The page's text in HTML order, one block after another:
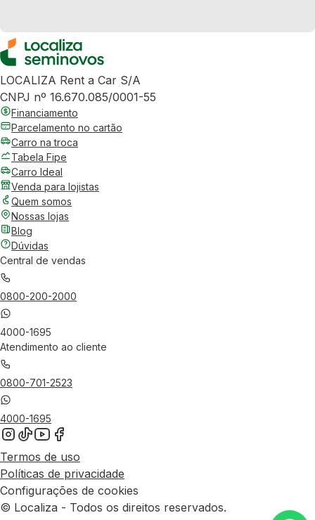
LOCALIZA Rent a Car S/A
CNPJ nº 16.670.085/0001-55
Financiamento
Parcelamento no cartão
Carro na troca
Tabela Fipe
Carro Ideal
Venda para lojistas
Quem somos
Nossas lojas
Blog
Dúvidas
Central de vendas
0800-200-2000
4000-1695
Atendimento ao cliente
0800-701-2523
4000-1695
Termos de uso
Políticas de privacidade
Configurações de cookies
© Localiza - Todos os direitos reservados.